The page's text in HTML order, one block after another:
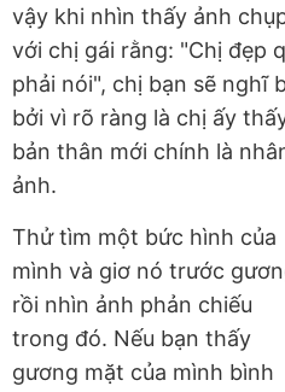
vậy khi nhìn thấy ảnh
với chị gái rằng: "Chị đẹp
phải nói", chị bạn sẽ nghĩ
bởi vì rõ ràng là chị ấy
bản thân mới chính là
ảnh.
Thử tìm một bức hình của
mình và giơ nó trước
rồi nhìn ảnh phản chiếu
trong đó. Nếu bạn thấy
gương mặt của mình bình